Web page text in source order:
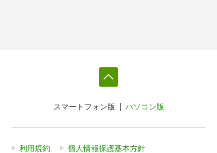
スマートフォン版 パソコン版
利用規約 個人情報保護基本方針